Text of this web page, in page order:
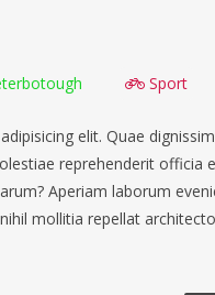
Sport
elit. Quae
reprehenderit officia
Aperiam laborum
mollitia repellat